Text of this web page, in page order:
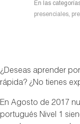
En las
presenciales,
¿Deseas aprender
rápida? ¿No tienes
En Agosto de 2017
portugués Nivel 1